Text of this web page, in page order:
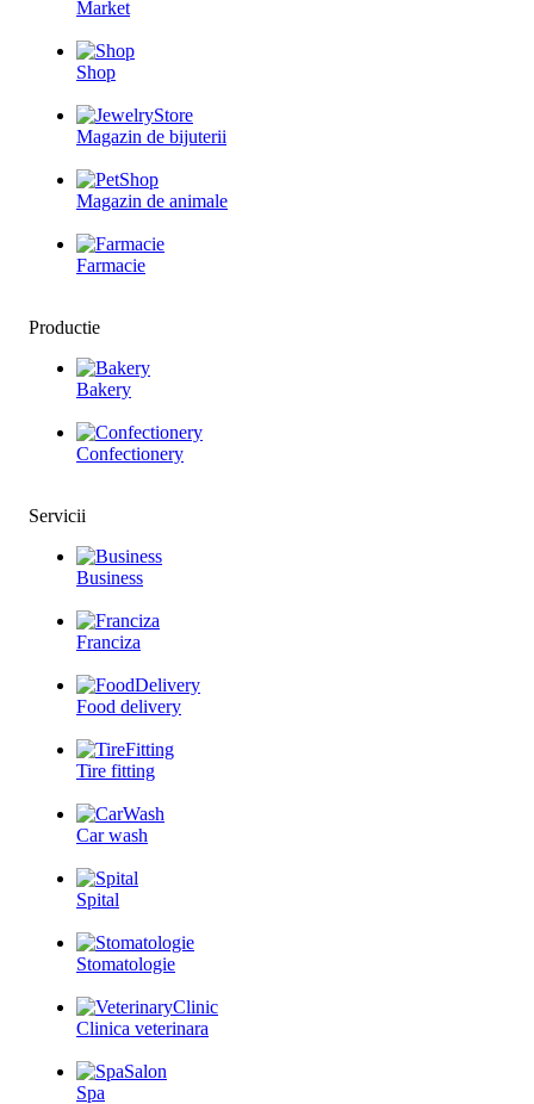
Market
Shop
Magazin de bijuterii
Magazin de animale
Farmacie
Productie
Bakery
Confectionery
Servicii
Business
Franciza
Food delivery
Tire fitting
Car wash
Spital
Stomatologie
Clinica veterinara
Spa